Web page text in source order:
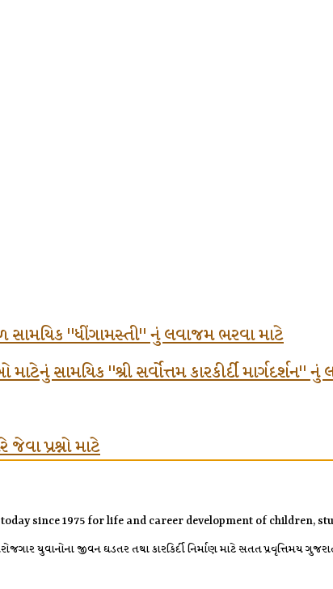
સામયિક "ધીંગામસ્તી" નું લવાજમ ભરવા માટે
સામયિક "શ્રી સર્વોત્તમ કારકીર્દી માર્ગદર્શન"
પ્રશ્નો માટે
since 1975 for life and career development of children,
યુવાનોના જીવન ઘડતર તથા કારકિર્દી નિર્માણ માટે સતત પ્રવૃત્તિમય